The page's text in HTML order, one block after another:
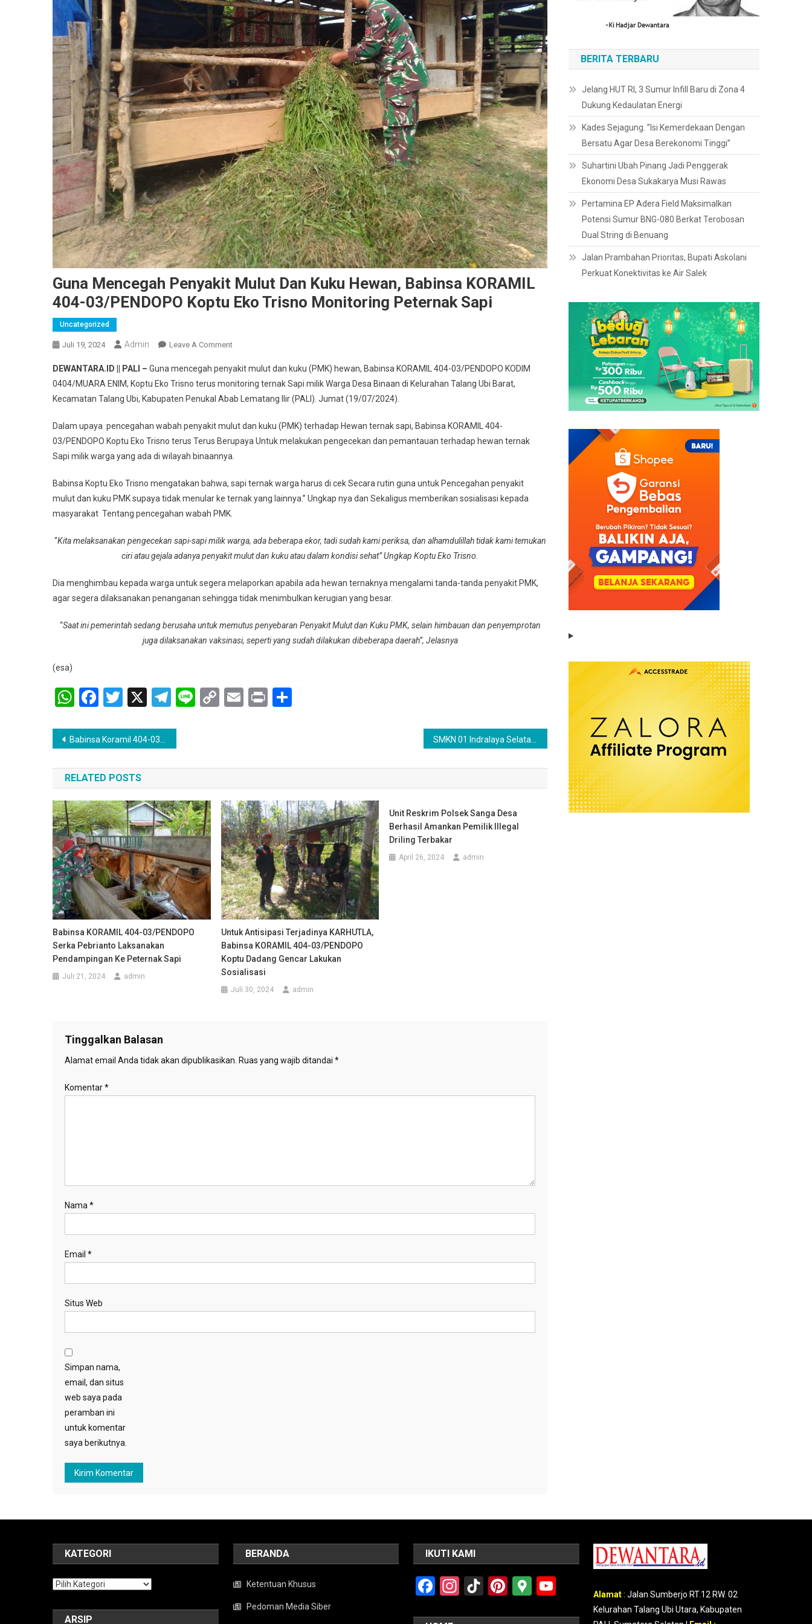
Guna Mencegah Penyakit Mulut Dan Kuku Hewan, Babinsa KORAMIL
404-03/PENDOPO Koptu Eko Trisno Monitoring Peternak Sapi
Uncategorized
Juli 19, 2024 Admin Leave A CommentOn
Mencegah
Penyakit
Mulut
Kuku
Hewan,
404-
03/PENDOPO
Trisno
Monitoring
Sapi
DEWANTARA.ID || PALI – Guna mencegah penyakit mulut dan kuku (PMK) hewan, Babinsa KORAMIL 404-03/PENDOPO KODIM
0404/MUARA ENIM, Koptu Eko Trisno terus monitoring ternak Sapi milik Warga Desa Binaan di Kelurahan Talang Ubi Barat,
Kecamatan Talang Ubi, Kabupaten Penukal Abab Lematang Ilir (PALI). Jumat (19/07/2024).
Dalam upaya pencegahan wabah penyakit mulut dan kuku (PMK) terhadap Hewan ternak sapi, Babinsa KORAMIL 404-
03/PENDOPO Koptu Eko Trisno terus Terus Berupaya Untuk melakukan pengecekan dan pemantauan terhadap hewan ternak
Sapi milik warga yang ada di wilayah binaannya.
Babinsa Koptu Eko Trisno mengatakan bahwa, sapi ternak warga harus di cek Secara rutin guna untuk Pencegahan penyakit
mulut dan kuku PMK supaya tidak menular ke ternak yang lainnya.” Ungkap nya dan Sekaligus memberikan sosialisasi kepada
masyarakat Tentang pencegahan wabah PMK.
“Kita melaksanakan pengecekan sapi-sapi milik warga, ada beberapa ekor, tadi sudah kami periksa, dan alhamdulillah tidak kami temukan
ciri atau gejala adanya penyakit mulut dan kuku atau dalam kondisi sehat” Ungkap Koptu Eko Trisno.
Dia menghimbau kepada warga untuk segera melaporkan apabila ada hewan ternaknya mengalami tanda-tanda penyakit PMK,
agar segera dilaksanakan penanganan sehingga tidak menimbulkan kerugian yang besar.
“Saat ini pemerintah sedang berusaha untuk memutus penyebaran Penyakit Mulut dan Kuku PMK, selain himbauan dan penyemprotan
juga dilaksanakan vaksinasi, seperti yang sudah dilakukan dibeberapa daerah”, Jelasnya
(esa)
WhatsApp
Facebook
Twitter
X Telegram
LineCopyEmail
Print
Navigasi
pos
Babinsa Koramil 404-03/PENDOPO Praka Hari Hanggrian Patroli Sambangi pengepul Karet Getah SMKN 01 Indralaya Selatan Serukan Anti Bulying
RELATED POSTS
Babinsa KORAMIL 404-03/PENDOPO
Serka Pebrianto Laksanakan
Pendampingan Ke Peternak Sapi
Juli 21, 2024 admin
Untuk Antisipasi Terjadinya KARHUTLA,
Babinsa KORAMIL 404-03/PENDOPO
Koptu Dadang Gencar Lakukan
Sosialisasi
Juli 30, 2024 admin
Unit Reskrim Polsek Sanga Desa
Berhasil Amankan Pemilik Illegal
Driling Terbakar
April 26, 2024 admin
Tinggalkan Balasan
Alamat email Anda tidak akan dipublikasikan. Ruas yang wajib ditandai *
Komentar*
Nama *
Email *
Situs Web
Simpan nama,
email, dan situs
web saya pada
peramban ini
untuk komentar
saya berikutnya.
BERITA TERBARU
Jelang HUT RI, 3 Sumur Infill Baru di Zona 4
Dukung Kedaulatan Energi
Kades Sejagung. ”Isi Kemerdekaan Dengan
Bersatu Agar Desa Berekonomi Tinggi”
Suhartini Ubah Pinang Jadi Penggerak
Ekonomi Desa Sukakarya Musi Rawas
Pertamina EP Adera Field Maksimalkan
Potensi Sumur BNG-080 Berkat Terobosan
Dual String di Benuang
Jalan Prambahan Prioritas, Bupati Askolani
Perkuat Konektivitas ke Air Salek
KATEGORI
Kategori
ARSIP
BERANDA
Ketentuan Khusus
Pedoman Media Siber
IKUTI KAMI
Facebook
Instagram
TikTokPinterest
GoogleYouTube
Alamat: Jalan Sumberjo RT.12 RW. 02
Kelurahan Talang Ubi Utara, Kabupaten